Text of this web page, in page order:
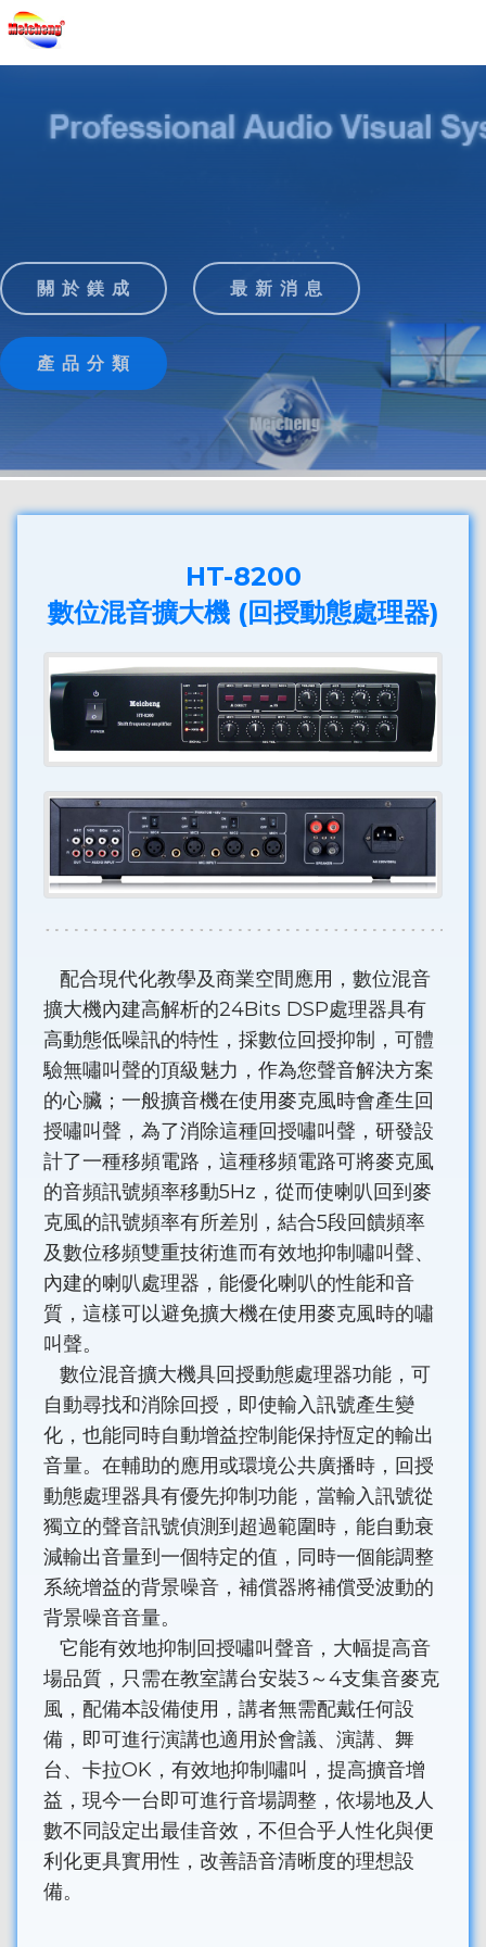
關 於 鎂 成 最 新 消 息
產 品 分 類
HT-8200
數位混音擴大機 (回授動態處理器)
配合現代化教學及商業空間應用，數位混音
擴大機內建高解析的24Bits DSP處理器具有
高動態低噪訊的特性，採數位回授抑制，可體
驗無嘯叫聲的頂級魅力，作為您聲音解決方案
的心臟；一般擴音機在使用麥克風時會產生回
授嘯叫聲，為了消除這種回授嘯叫聲，研發設
計了一種移頻電路，這種移頻電路可將麥克風
的音頻訊號頻率移動5Hz，從而使喇叭回到麥
克風的訊號頻率有所差別，結合5段回饋頻率
及數位移頻雙重技術進而有效地抑制嘯叫聲、
內建的喇叭處理器，能優化喇叭的性能和音
質，這樣可以避免擴大機在使用麥克風時的嘯
叫聲。
數位混音擴大機具回授動態處理器功能，可
自動尋找和消除回授，即使輸入訊號產生變
化，也能同時自動增益控制能保持恆定的輸出
音量。在輔助的應用或環境公共廣播時，回授
動態處理器具有優先抑制功能，當輸入訊號從
獨立的聲音訊號偵測到超過範圍時，能自動衰
減輸出音量到一個特定的值，同時一個能調整
系統增益的背景噪音，補償器將補償受波動的
背景噪音音量。
它能有效地抑制回授嘯叫聲音，大幅提高音
場品質，只需在教室講台安裝3～4支集音麥克
風，配備本設備使用，講者無需配戴任何設
備，即可進行演講也適用於會議、演講、舞
台、卡拉OK，有效地抑制嘯叫，提高擴音增
益，現今一台即可進行音場調整，依場地及人
數不同設定出最佳音效，不但合乎人性化與便
利化更具實用性，改善語音清晰度的理想設
備。